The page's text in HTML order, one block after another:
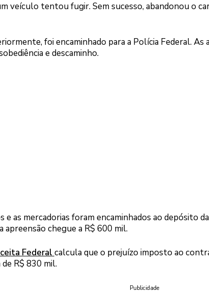
veículo tentou fugir. Sem sucesso, abandonou o
foi encaminhado para a Polícia Federal. As
e descaminho.
e as mercadorias foram encaminhados ao depósito
chegue a R$ 600 mil.
Federal calcula que o prejuízo imposto ao
de R$ 830 mil.
Publicidade